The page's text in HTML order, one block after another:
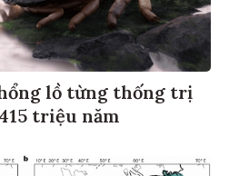
lồ từng thống trị
triệu năm